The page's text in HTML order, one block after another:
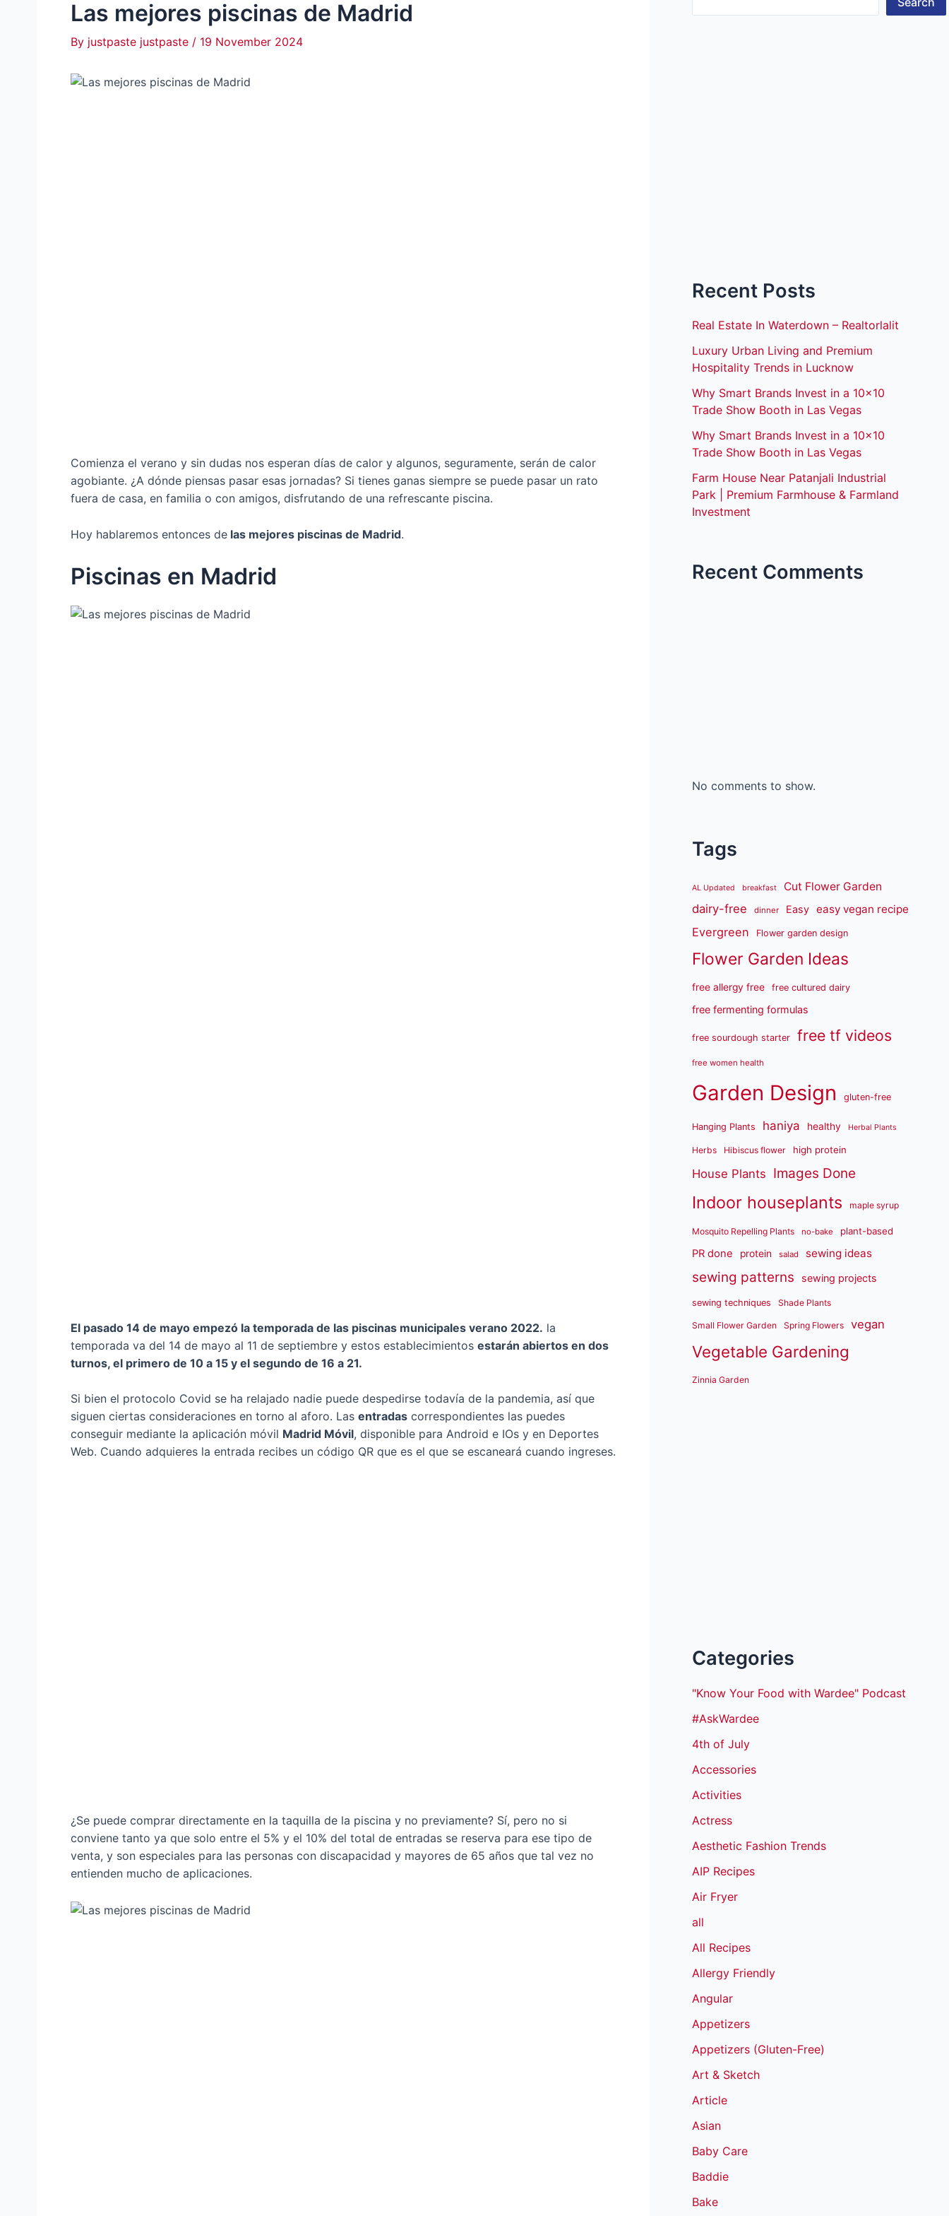
Las mejores piscinas de Madrid
By justpaste justpaste / 19 November 2024
Comienza el verano y sin dudas nos esperan días de calor y algunos, seguramente, serán de calor
agobiante. ¿A dónde piensas pasar esas jornadas? Si tienes ganas siempre se puede pasar un rato
fuera de casa, en familia o con amigos, disfrutando de una refrescante piscina.
Hoy hablaremos entonces de las mejores piscinas de Madrid.
Piscinas en Madrid
El pasado 14 de mayo empezó la temporada de las piscinas municipales verano 2022. la
temporada va del 14 de mayo al 11 de septiembre y estos establecimientos estarán abiertos en dos
turnos, el primero de 10 a 15 y el segundo de 16 a 21.
Si bien el protocolo Covid se ha relajado nadie puede despedirse todavía de la pandemia, así que
siguen ciertas consideraciones en torno al aforo. Las entradas correspondientes las puedes
conseguir mediante la aplicación móvil Madrid Móvil, disponible para Android e IOs y en Deportes
Web. Cuando adquieres la entrada recibes un código QR que es el que se escaneará cuando ingreses.
¿Se puede comprar directamente en la taquilla de la piscina y no previamente? Sí, pero no si
conviene tanto ya que solo entre el 5% y el 10% del total de entradas se reserva para ese tipo de
venta, y son especiales para las personas con discapacidad y mayores de 65 años que tal vez no
entienden mucho de aplicaciones.
Recent Posts
Real Estate In Waterdown – Realtorlalit
Luxury Urban Living and Premium
Hospitality Trends in Lucknow
Why Smart Brands Invest in a 10×10
Trade Show Booth in Las Vegas
Why Smart Brands Invest in a 10×10
Trade Show Booth in Las Vegas
Farm House Near Patanjali Industrial
Park | Premium Farmhouse & Farmland
Investment
Recent Comments
No comments to show.
Tags
AL Updated breakfast Cut Flower Garden
dairy-free dinner Easy easy vegan recipe
Evergreen Flower garden design
Flower Garden Ideas
free allergy free free cultured dairy
free fermenting formulas
free sourdough starter free tf videos
free women health
Garden Design gluten-free
Hanging Plants haniya healthy Herbal Plants
Herbs Hibiscus flower high protein
House Plants Images Done
Indoor houseplants maple syrup
Mosquito Repelling Plants no-bake plant-based
PR done protein salad sewing ideas
sewing patterns sewing projects
sewing techniques Shade Plants
Small Flower Garden Spring Flowers vegan
Vegetable Gardening
Zinnia Garden
Categories
"Know Your Food with Wardee" Podcast
#AskWardee
4th of July
Accessories
Activities
Actress
Aesthetic Fashion Trends
AIP Recipes
Air Fryer
all
All Recipes
Allergy Friendly
Angular
Appetizers
Appetizers (Gluten-Free)
Art & Sketch
Article
Asian
Baby Care
Baddie
Bake